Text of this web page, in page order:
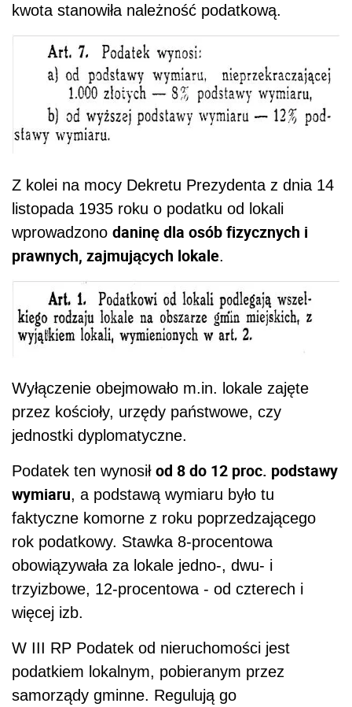
kwota stanowiła należność podatkową.
Z kolei na mocy Dekretu Prezydenta z dnia 14
listopada 1935 roku o podatku od lokali
wprowadzono daninę dla osób fizycznych i
prawnych, zajmujących lokale.
Wyłączenie obejmowało m.in. lokale zajęte
przez kościoły, urzędy państwowe, czy
jednostki dyplomatyczne.
Podatek ten wynosił od 8 do 12 proc. podstawy
wymiaru, a podstawą wymiaru było tu
faktyczne komorne z roku poprzedzającego
rok podatkowy. Stawka 8-procentowa
obowiązywała za lokale jedno-, dwu- i
trzyizbowe, 12-procentowa - od czterech i
więcej izb.
W III RP Podatek od nieruchomości jest
podatkiem lokalnym, pobieranym przez
samorządy gminne. Regulują go